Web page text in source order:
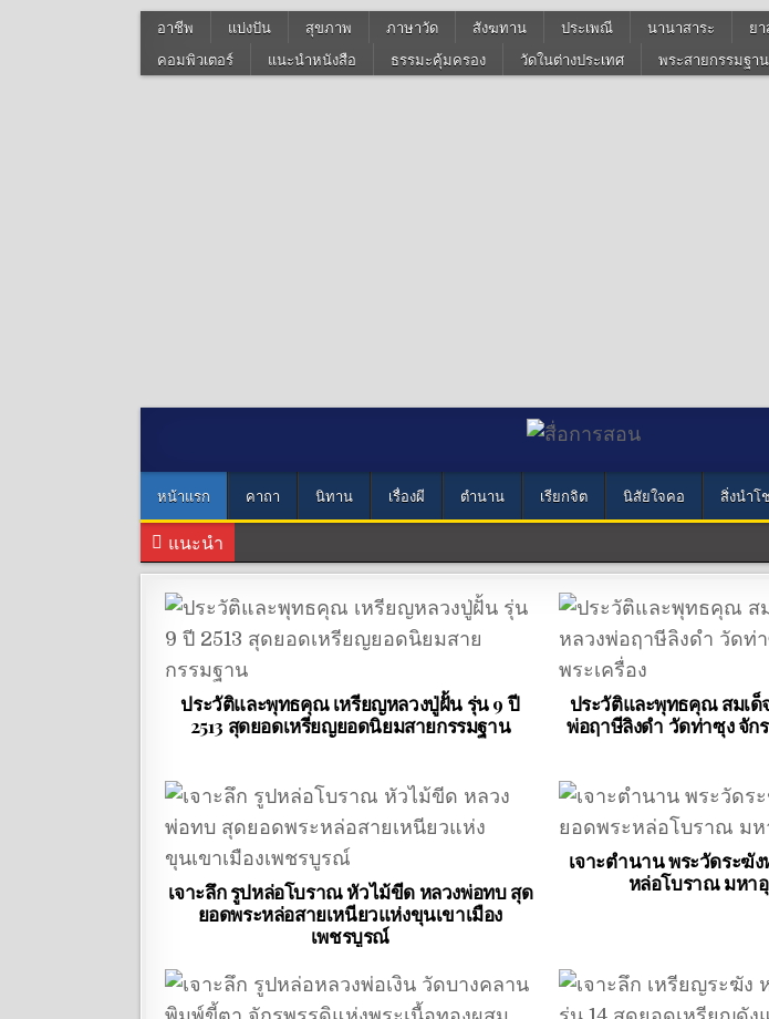
อาชีพ แบ่งปัน สุขภาพ ภาษาวัด สังฆทาน ประเพณี นานาสาระ ย
คอมพิวเตอร์
แนะนำหนังสือ ธรรมะคุ้มครอง วัดในต่างประเทศ พระสายกรรมฐาน
หน้าแรก คาถา นิทาน เรื่องผี ตำนาน เรียกจิต นิสัยใจคอ สิ่งนำโ
แนะนำ
ประวัติและพุทธคุณ เหรียญหลวงปู่ฝั้น รุ่น 9 ปี
2513 สุดยอดเหรียญยอดนิยมสายกรรมฐาน
ประวัติและพุทธคุณ สมเด็
พ่อฤาษีลิงดำ วัดท่าซุง จัก
เจาะลึก รูปหล่อโบราณ หัวไม้ขีด หลวงพ่อทบ สุด
ยอดพระหล่อสายเหนียวแห่งขุนเขาเมือง
เพชรบูรณ์
เจาะตำนาน พระวัดระฆั
หล่อโบราณ มหา